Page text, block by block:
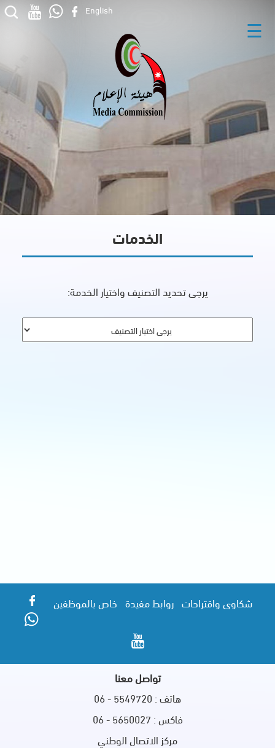
English
☰
الخدمات
يرجى تحديد التصنيف واختيار الخدمة:
شكاوى واقتراحات روابط مفيدة خاص بالموظفين
تواصل معنا
هاتف : 5549720 - 06
فاكس : 5650027 - 06
مركز الاتصال الوطني